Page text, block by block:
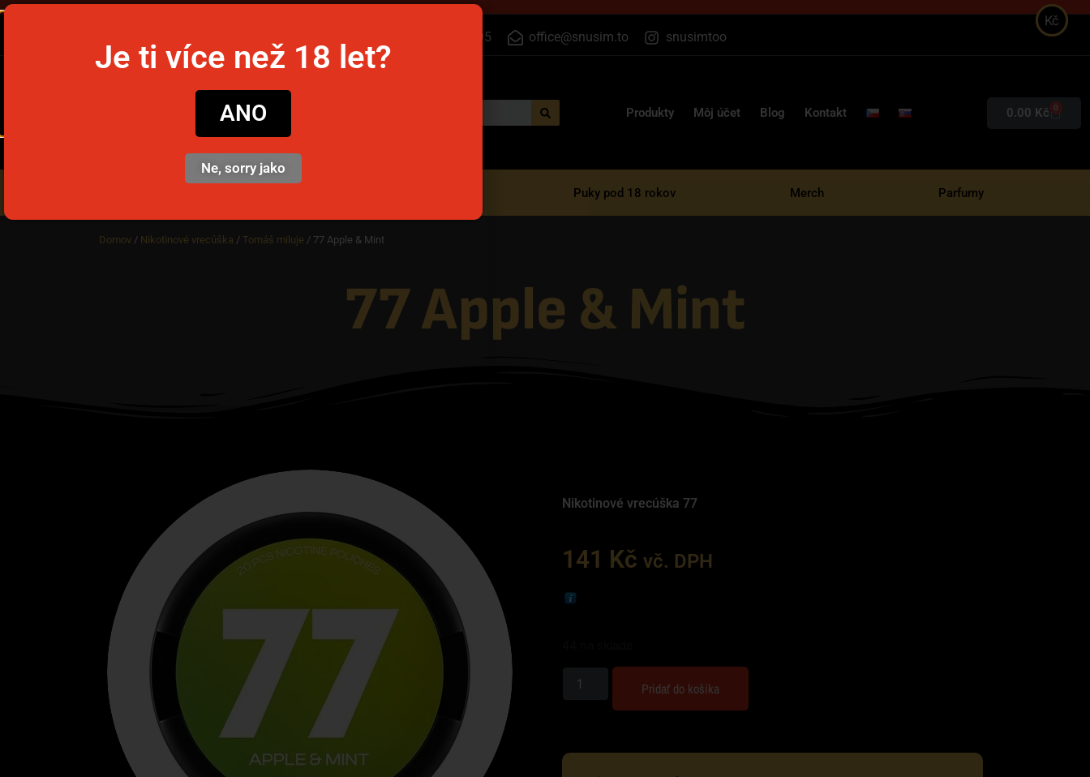
+420 733 525 395 office@snusim.to snusimtoo
snusim Produkty Môj účet Blog Kontakt 0.00 Kč 0
Puky pod 18 rokov Merch Parfumy
Domov / Nikotinové vrecúška / Tomáš miluje / 77 Apple & Mint
77 Apple & Mint
Nikotinové vrecúška 77
141 Kč vč. DPH
Pridať do košíka
Kč
Je ti více než 18 let?
ANO
Ne, sorry jako